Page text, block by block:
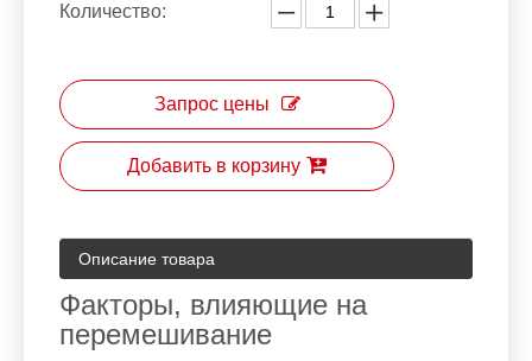
Количество:
Запрос цены
Добавить в корзину
Описание товара
Факторы, влияющие на
перемешивание